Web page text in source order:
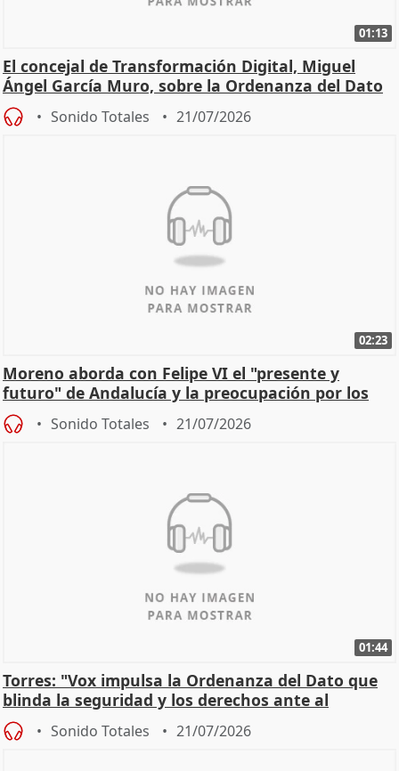
01:13
El concejal de Transformación Digital, Miguel
Ángel García Muro, sobre la Ordenanza del Dato
Sonido Totales 21/07/2026
02:23
Moreno aborda con Felipe VI el "presente y
futuro" de Andalucía y la preocupación por los
incendios
Sonido Totales 21/07/2026
01:44
Torres: "Vox impulsa la Ordenanza del Dato que
blinda la seguridad y los derechos ante al
control"
Sonido Totales 21/07/2026